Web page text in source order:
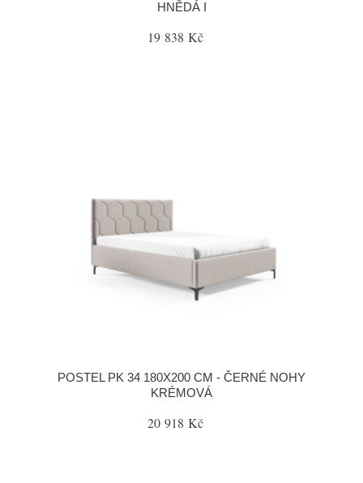
HNĚDÁ I
19 838 Kč
POSTEL PK 34 180X200 CM - ČERNÉ NOHY
KRÉMOVÁ
20 918 Kč